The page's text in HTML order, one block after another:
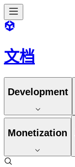
文档
Development
Monetization